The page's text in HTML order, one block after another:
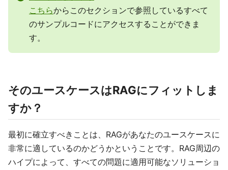
こちらからこのセクションで参照しているすべて
のサンプルコードにアクセスすることができま
す。
そのユースケースはRAGにフィットしま
すか？
最初に確立すべきことは、RAGがあなたのユースケースに
非常に適しているのかどうかということです。RAG周辺の
ハイプによって、すべての問題に適用可能なソリューショ